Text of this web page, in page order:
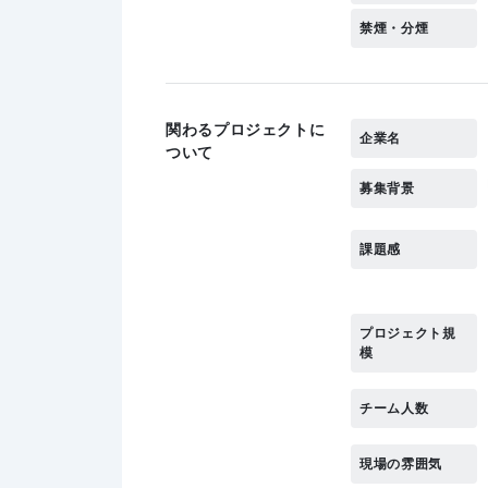
禁煙・分煙
関わるプロジェクトに
ついて
企業名
募集背景
課題感
プロジェクト規
模
チーム人数
現場の雰囲気